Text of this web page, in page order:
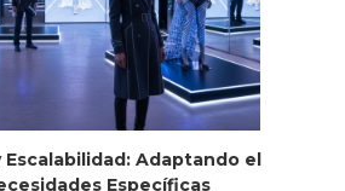
Adaptando el
Específicas